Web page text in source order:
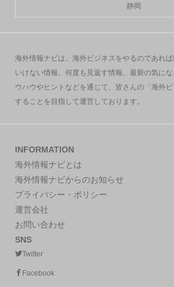
静岡
海外情報ナビは、海外ビジネスをやるのであれ
いけない情報、何度も見返す情報、最新の気に
ウハウやヒントなどを通じて、皆さんの「海外ビ
することを目指して運営しております。
INFORMATION
海外情報ナビとは
海外情報ナビからのお知らせ
プライバシー・ポリシー
運営会社
お問い合わせ
SNS
Twitter
Facebook